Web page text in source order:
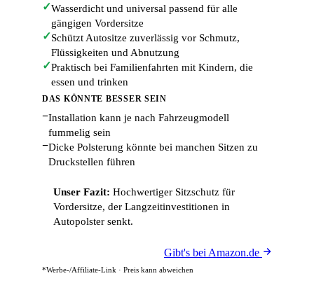
✓Wasserdicht und universal passend für alle
gängigen Vordersitze
✓Schützt Autositze zuverlässig vor Schmutz,
Flüssigkeiten und Abnutzung
✓Praktisch bei Familienfahrten mit Kindern, die
essen und trinken
DAS KÖNNTE BESSER SEIN
−Installation kann je nach Fahrzeugmodell
fummelig sein
−Dicke Polsterung könnte bei manchen Sitzen zu
Druckstellen führen
Unser Fazit: Hochwertiger Sitzschutz für
Vordersitze, der Langzeitinvestitionen in
Autopolster senkt.
Gibt's bei Amazon.de
*Werbe-/Affiliate-Link · Preis kann abweichen